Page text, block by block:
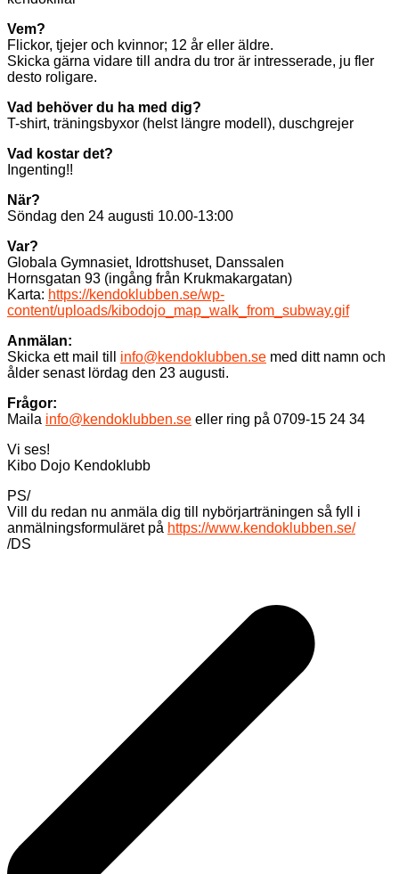
Vem?
Flickor, tjejer och kvinnor; 12 år eller äldre.
Skicka gärna vidare till andra du tror är intresserade, ju fler
desto roligare.
Vad behöver du ha med dig?
T-shirt, träningsbyxor (helst längre modell), duschgrejer
Vad kostar det?
Ingenting!!
När?
Söndag den 24 augusti 10.00-13:00
Var?
Globala Gymnasiet, Idrottshuset, Danssalen
Hornsgatan 93 (ingång från Krukmakargatan)
Karta: https://kendoklubben.se/wp-
content/uploads/kibodojo_map_walk_from_subway.gif
Anmälan:
Skicka ett mail till info@kendoklubben.se med ditt namn och
ålder senast lördag den 23 augusti.
Frågor:
Maila info@kendoklubben.se eller ring på 0709-15 24 34
Vi ses!
Kibo Dojo Kendoklubb
PS/
Vill du redan nu anmäla dig till nybörjarträningen så fyll i
anmälningsformuläret på https://www.kendoklubben.se/
/DS